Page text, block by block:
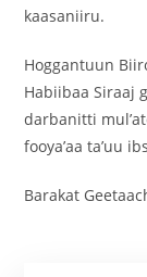
kaasaniiru.
Hoggantuun
Habiibaa Siraaj
darbanitti
fooya’aa ta’uu
Barakat